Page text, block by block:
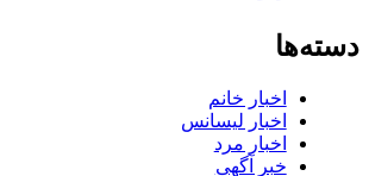
دسته‌ها
اخبار خانم
اخبار لیسانس
اخبار مرد
خبر آگهی